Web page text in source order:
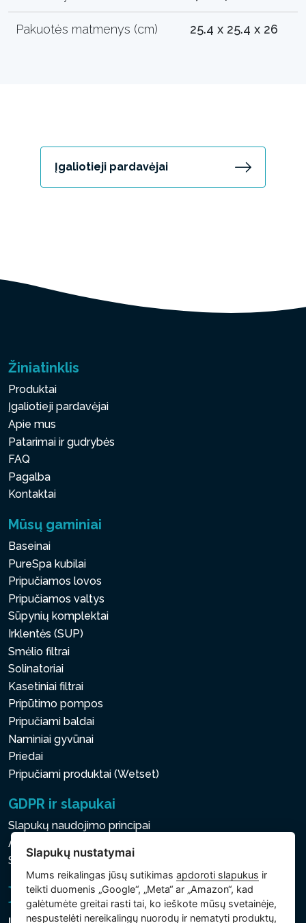
Pakuotės matmenys (cm) 25.4 x 25.4 x 26
Įgaliotieji pardavėjai
Žiniatinklis
Produktai
Įgaliotieji pardavėjai
Apie mus
Patarimai ir gudrybės
FAQ
Pagalba
Kontaktai
Mūsų gaminiai
Baseinai
PureSpa kubilai
Pripučiamos lovos
Pripučiamos valtys
Sūpynių komplektai
Irklentės (SUP)
Smėlio filtrai
Solinatoriai
Kasetiniai filtrai
Pripūtimo pompos
Pripučiami baldai
Naminiai gyvūnai
Priedai
Pripučiami produktai (Wetset)
GDPR ir slapukai
Slapukų naudojimo principai
Asmens ir kitų tvarkomų duomenų apsaugos politika
Slapukų nustatymai
Slapukų nustatymai
Mums reikalingas jūsų sutikimasapdoroti slapukus ir
teikti duomenis „Google“, „Meta“ ar „Amazon“, kad
galėtumėte greitai rasti tai, ko ieškote mūsų svetainėje,
nespustelėti nereikalingų nuorodų ir nematyti produktų,